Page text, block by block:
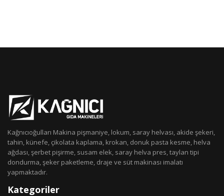
Kağnıcıoğulları Makina pişmaniye, lokum, saray helvası, akide şekeri,
tahin, künefe, çikolata kaplama, krokan, donuk pasta kesme, helva
ağdası, şerbet pişirme, susam elek, saray helva pres, taylan tipi
dondurma, şeker paketleme, draje ve süt makinası imalatı
yapmaktadır.
Kategoriler